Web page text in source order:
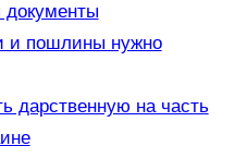
и пошлины нужно
дарственную на часть